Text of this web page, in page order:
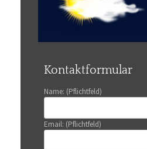
Kontaktformular
Name: (Pflichtfeld)
Email: (Pflichtfeld)